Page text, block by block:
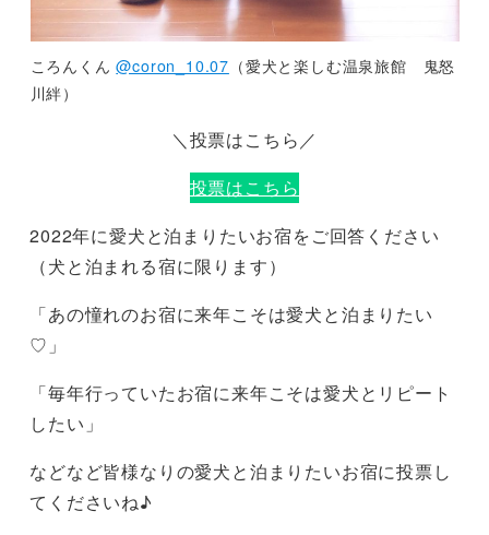
ころんくん@coron_10.07 （愛犬と楽しむ温泉旅館 鬼怒
川絆）
＼投票はこちら／
投票はこちら
2022年に愛犬と泊まりたいお宿をご回答ください
（犬と泊まれる宿に限ります）
「あの憧れのお宿に来年こそは愛犬と泊まりたい
♡」
「毎年行っていたお宿に来年こそは愛犬とリピート
したい」
などなど皆様なりの愛犬と泊まりたいお宿に投票し
てくださいね♪